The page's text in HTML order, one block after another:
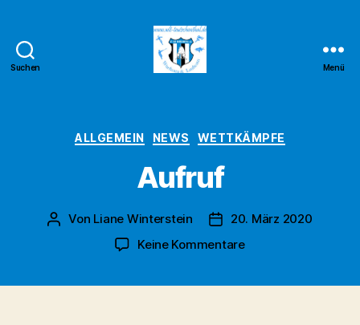
Suchen
Teutschenthal
Menü
Kategorien
ALLGEMEIN NEWS WETTKÄMPFE
Aufruf
Beitragsautor
Von Liane Winterstein Veröffentlichungsdatum
20. März 2020
Keine Kommentarezu